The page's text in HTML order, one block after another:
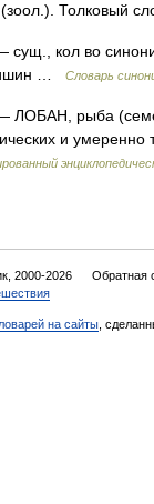
Толковый
сущ., кол во
…
Словарь
ЛОБАН, рыба
и
2000-2026 Обратная
на сайты ,